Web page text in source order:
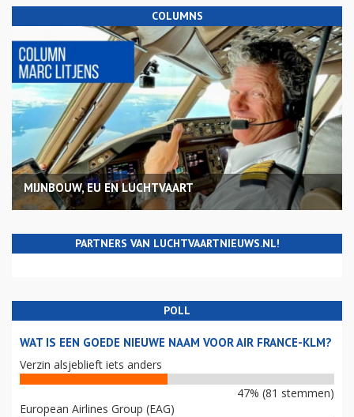
COLUMNS
MIJNBOUW, EU EN LUCHTVAART
PARTNERS VAN LUCHTVAARTNIEUWS.NL!
POLL
WAT IS EEN GOEDE NIEUWE NAAM VOOR AIR FRANCE-KLM?
Verzin alsjeblieft iets anders
47% (81 stemmen)
European Airlines Group (EAG)